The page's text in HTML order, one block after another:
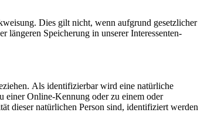
längeren Speicherung in unserer Interessenten-
Als identifizierbar wird eine natürliche
einer Online-Kennung oder zu einem oder
dieser natürlichen Person sind, identifiziert werden